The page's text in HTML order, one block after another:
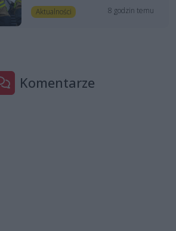
Aktualności 8 godzin temu
Komentarze